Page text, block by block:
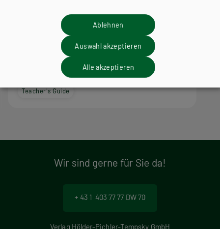
BS GEWERBLICH
Jobline – Talking Colours – English for
Interior Decorators
Lehrbuch + E-Book
Lehrbuch E-Book Solo
Teacher´s Guide
Wir sind gerne für Sie da!
+ 43 1 403 77 77 DW 70
Verlag Hölder-Pichler-Tempsky GmbH
Ablehnen
Auswahl akzeptieren
Alle akzeptieren